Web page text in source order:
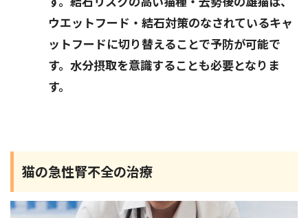
ウエットフード・結石対策のなされているキャ
ットフードに切り替えることで予防が可能で
す。水分摂取を意識することも必要となりま
す。
猫の急性腎不全の治療